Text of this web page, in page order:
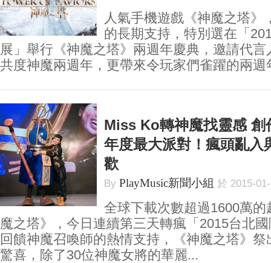
人氣手機遊戲《神魔之塔》
的長期支持，特別選在「
展」舉行《神魔之塔》兩週年慶典，邀請代
共度神魔兩週年，更帶來令玩家們雀躍的兩週
Miss Ko轉神魔找靈感 創
年度最大派對！瘋頭亂
歡
By PlayMusic新聞小組 於 2015-
全球下載次數超過1600萬
魔之塔》，今日連續第三天轉瘋「2015台北
回饋神魔召喚師的熱情支持，《神魔之塔》
驚喜，除了30位神魔女將的華麗...